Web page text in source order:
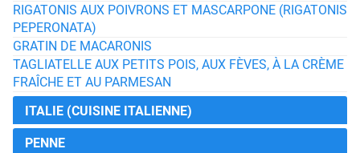
RIGATONIS AUX POIVRONS ET MASCARPONE (RIGATONIS
PEPERONATA)
GRATIN DE MACARONIS
TAGLIATELLE AUX PETITS POIS, AUX FÈVES, À LA CRÈME
FRAÎCHE ET AU PARMESAN
ITALIE (CUISINE ITALIENNE)
PENNE